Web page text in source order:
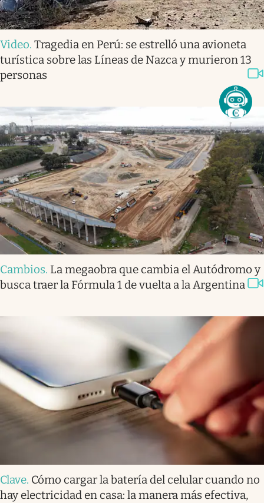
Video. Tragedia en Perú: se estrelló una avioneta
turística sobre las Líneas de Nazca y murieron 13
personas
Cambios. La megaobra que cambia el Autódromo y
busca traer la Fórmula 1 de vuelta a la Argentina
Clave. Cómo cargar la batería del celular cuando no
hay electricidad en casa: la manera más efectiva,